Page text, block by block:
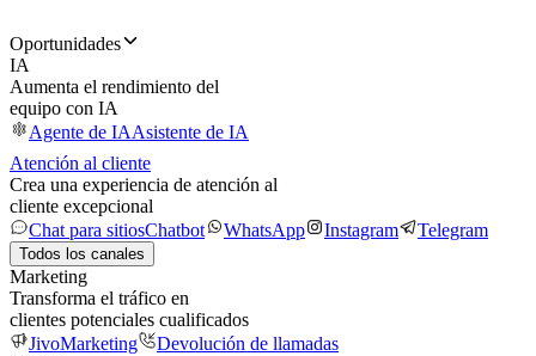
Oportunidades
IA
Aumenta el rendimiento del
equipo con IA
Agente de IAAsistente de IA
Atención al cliente
Crea una experiencia de atención al
cliente excepcional
Chat para sitiosChatbot WhatsApp Instagram Telegram
Todos los canales
Marketing
Transforma el tráfico en
clientes potenciales cualificados
JivoMarketing
Devolución de llamadas